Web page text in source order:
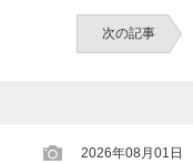
次の記事
2026年08月01日